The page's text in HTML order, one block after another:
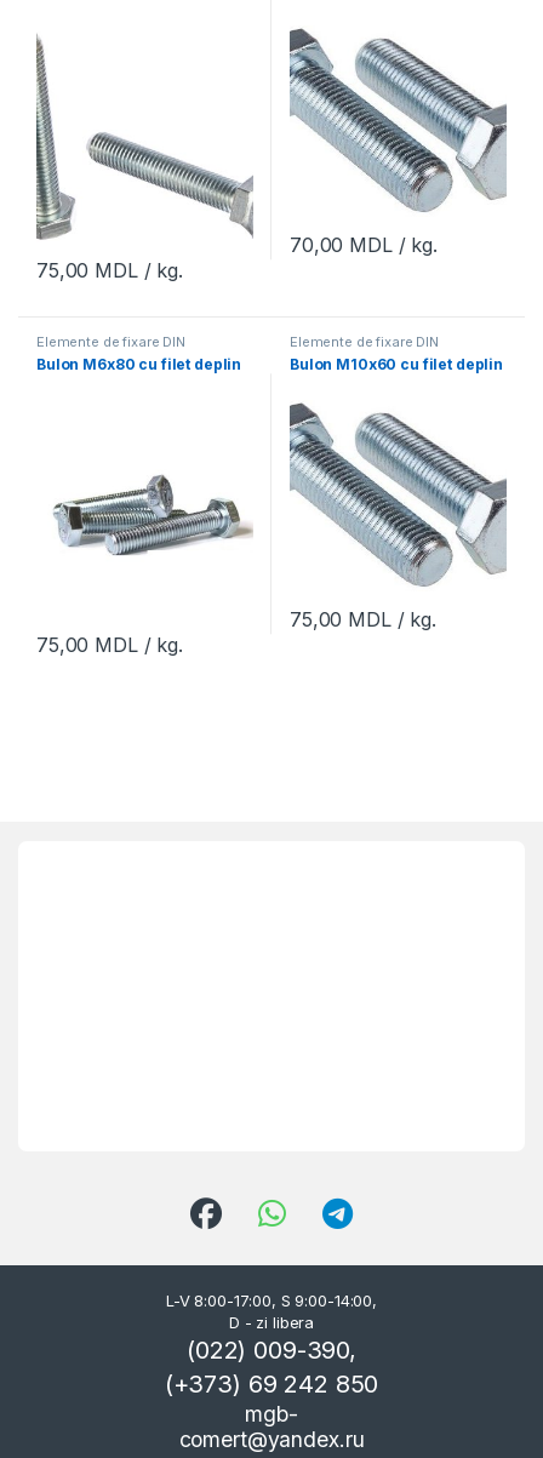
75,00 MDL/ kg.
70,00 MDL/ kg.
Elemente de fixare DIN
Bulon M6x80 cu filet deplin
75,00 MDL/ kg.
Elemente de fixare DIN
Bulon M10x60 cu filet deplin
75,00 MDL/ kg.
L-V 8:00-17:00, S 9:00-14:00,
D - zi libera
(022) 009-390,
(+373) 69 242 850
mgb-
comert@yandex.ru